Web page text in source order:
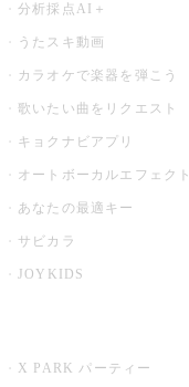
分析採点AI＋
うたスキ動画
カラオケで楽器を弾こう
歌いたい曲をリクエスト
キョクナビアプリ
オートボーカルエフェクト
あなたの最適キー
サビカラ
JOYKIDS
X PARK パーティー